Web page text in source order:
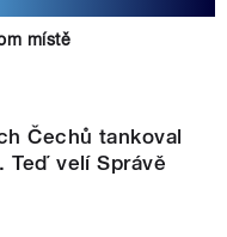
místě
Čechů tankoval
Teď velí Správě